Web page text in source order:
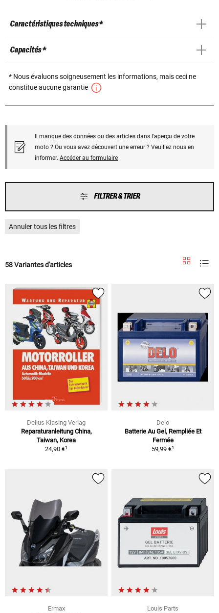
Caractéristiques techniques *
Capacités *
* Nous évaluons soigneusement les informations, mais ceci ne
constitue aucune garantie
Il manque des données ou des articles dans l'aperçu de votre
moto ? Ou vous avez découvert une erreur ? Veuillez nous en
informer. Accéder au formulaire
FILTRER & TRIER
Annuler tous les filtres
58 Variantes d'articles
Delius Klasing Verlag
Reparaturanleitung China,
Taiwan, Korea
24,90 €1
Delo
Batterie Au Gel, Rempliée Et
Fermée
59,99 €1
Ermax
Louis Parts